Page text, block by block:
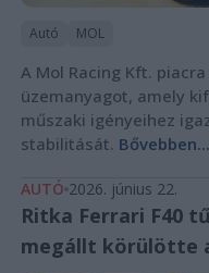
Autó MOL
A Mol Racing Kft.
üzemanyagot, amely
műszaki igényeihez
stabilitását. Bővebben...
AUTÓ 2026. június 22.
Ritka Ferrari F40
megállt körülötte